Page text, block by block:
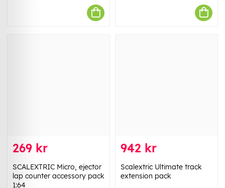
269 kr
SCALEXTRIC Micro, ejector
lap counter accessory pack
1:64
942 kr
Scalextric Ultimate track
extension pack